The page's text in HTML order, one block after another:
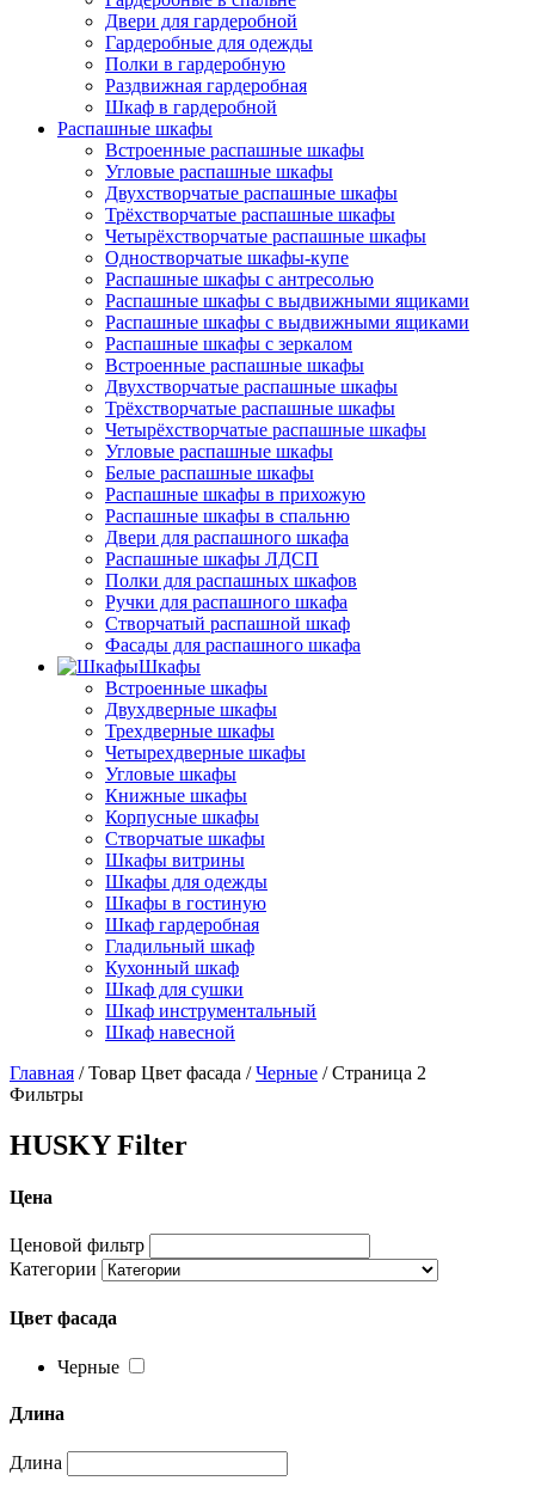
Двери для гардеробной
Гардеробные для одежды
Полки в гардеробную
Раздвижная гардеробная
Шкаф в гардеробной
Распашные шкафы
Встроенные распашные шкафы
Угловые распашные шкафы
Двухстворчатые распашные шкафы
Трёхстворчатые распашные шкафы
Четырёхстворчатые распашные шкафы
Одностворчатые шкафы-купе
Распашные шкафы с антресолью
Распашные шкафы с выдвижными ящиками
Распашные шкафы с выдвижными ящиками
Распашные шкафы с зеркалом
Встроенные распашные шкафы
Двухстворчатые распашные шкафы
Трёхстворчатые распашные шкафы
Четырёхстворчатые распашные шкафы
Угловые распашные шкафы
Белые распашные шкафы
Распашные шкафы в прихожую
Распашные шкафы в спальню
Двери для распашного шкафа
Распашные шкафы ЛДСП
Полки для распашных шкафов
Ручки для распашного шкафа
Створчатый распашной шкаф
Фасады для распашного шкафа
Шкафы
Встроенные шкафы
Двухдверные шкафы
Трехдверные шкафы
Четырехдверные шкафы
Угловые шкафы
Книжные шкафы
Корпусные шкафы
Створчатые шкафы
Шкафы витрины
Шкафы для одежды
Шкафы в гостиную
Шкаф гардеробная
Гладильный шкаф
Кухонный шкаф
Шкаф для сушки
Шкаф инструментальный
Шкаф навесной
Главная / Товар Цвет фасада /Черные / Страница 2
Фильтры
HUSKY Filter
Цена
Ценовой фильтр
Категории
Цвет фасада
Черные
Длина
Длина